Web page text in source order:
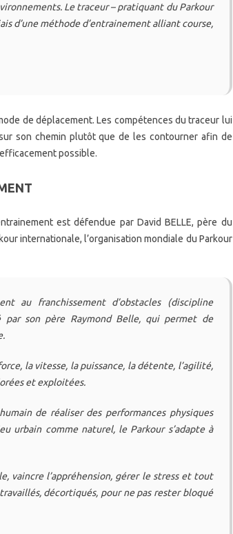
Le traceur – pratiquant du Parkour
d’une méthode d’entrainement alliant course,
de déplacement. Les compétences du traceur lui
son chemin plutôt que de les contourner afin de
possible.
est défendue par David BELLE, père du
internationale, l’organisation mondiale du Parkour
au franchissement d’obstacles (discipline
son père Raymond Belle, qui permet de
la vitesse, la puissance, la détente, l’agilité,
et exploitées.
de réaliser des performances physiques
urbain comme naturel, le Parkour s’adapte à
vaincre l’appréhension, gérer le stress et tout
décortiqués, pour ne pas rester bloqué